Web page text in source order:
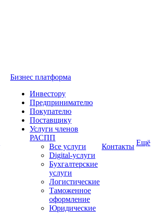
Бизнес платформа
Инвестору
Предпринимателю
Покупателю
Поставщику
Услуги членов
РАСПП
Все услуги
Digital-услуги
Бухгалтерские
услуги
Логистические
Таможенное
оформление
Юридические
Контакты Ещё